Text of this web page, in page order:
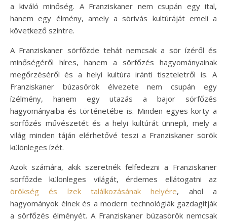
a kiváló minőség. A Franziskaner nem csupán egy ital,
hanem egy élmény, amely a sörivás kultúráját emeli a
következő szintre.
A Franziskaner sörfőzde tehát nemcsak a sör ízéről és
minőségéről híres, hanem a sörfőzés hagyományainak
megőrzéséről és a helyi kultúra iránti tiszteletről is. A
Franziskaner búzasörök élvezete nem csupán egy
ízélmény, hanem egy utazás a bajor sörfőzés
hagyományaiba és történetébe is. Minden egyes korty a
sörfőzés művészetét és a helyi kultúrát ünnepli, mely a
világ minden táján elérhetővé teszi a Franziskaner sörök
különleges ízét.
Azok számára, akik szeretnék felfedezni a Franziskaner
sörfőzde különleges világát, érdemes ellátogatni az
örökség és ízek találkozásának helyére, ahol a
hagyományok élnek és a modern technológiák gazdagítják
a sörfőzés élményét. A Franziskaner búzasörök nemcsak